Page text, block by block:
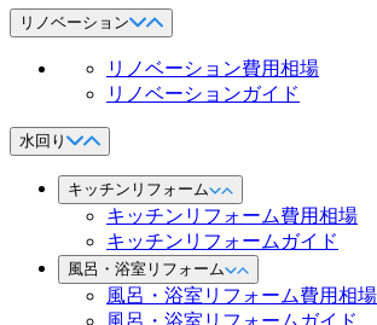
リノベーション
リノベーション費用相場
リノベーションガイド
水回り
キッチンリフォーム
キッチンリフォーム費用相場
キッチンリフォームガイド
風呂・浴室リフォーム
風呂・浴室リフォーム費用相場
風呂・浴室リフォームガイド